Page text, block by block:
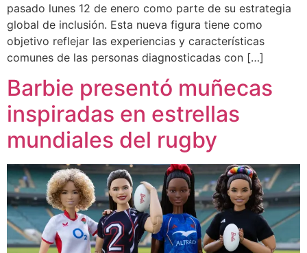
pasado lunes 12 de enero como parte de su estrategia
global de inclusión. Esta nueva figura tiene como
objetivo reflejar las experiencias y características
comunes de las personas diagnosticadas con […]
Barbie presentó muñecas
inspiradas en estrellas
mundiales del rugby